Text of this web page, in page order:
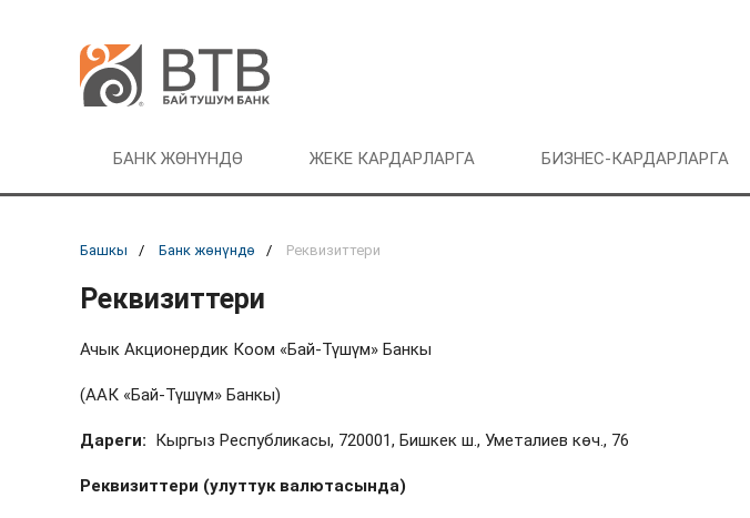
БАНК ЖӨНҮНДӨ ЖЕКЕ КАРДАРЛАРГА БИЗНЕС-КАРДАРЛАРГА
Башкы Банк жөнүндө Реквизиттери
Реквизиттери
Ачык Акционердик Коом «Бай-Түшүм» Банкы
(ААК «Бай-Түшүм» Банкы)
Дареги: Кыргыз Республикасы, 720001, Бишкек ш., Уметалиев көч., 76
Реквизиттери (улуттук валютасында)